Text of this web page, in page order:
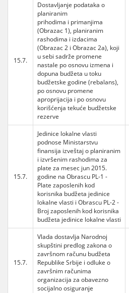
15.7.
Dostavljanje podataka o
planiranim
prihodima i primanjima
(Obrazac 1), planiranim
rashodima i izdacima
(Obrazac 2 i Obrazac 2a), koji
u sebi sadrže promene
nastale po osnovu izmena i
dopuna budžeta u toku
budžetske godine (rebalans),
po osnovu promene
aproprijacija i po osnovu
korišćenja tekuće budžetske
rezerve
15.7.
Jedinice lokalne vlasti
podnose Ministarstvu
finansija izveštaj o planiranim
i izvršenim rashodima za
plate za mesec jun 2015.
godine na Obrascu PL-1 -
Plate zaposlenih kod
korisnika budžeta jedinice
lokalne vlasti i Obrascu PL-2 -
Broj zaposlenih kod korisnika
budžeta jedinice lokalne vlasti
15.7.
Vlada dostavlja Narodnoj
skupštini predlog zakona o
završnom računu budžeta
Republike Srbije i odluke o
završnim računima
organizacija za obavezno
socijalno osiguranje